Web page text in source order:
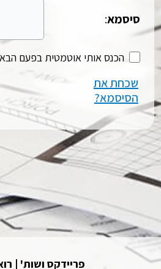
סיסמא:
הכנס אותי אוטמטית בפעם
שכחת את
הסיסמא?
פריידקס ושות' |